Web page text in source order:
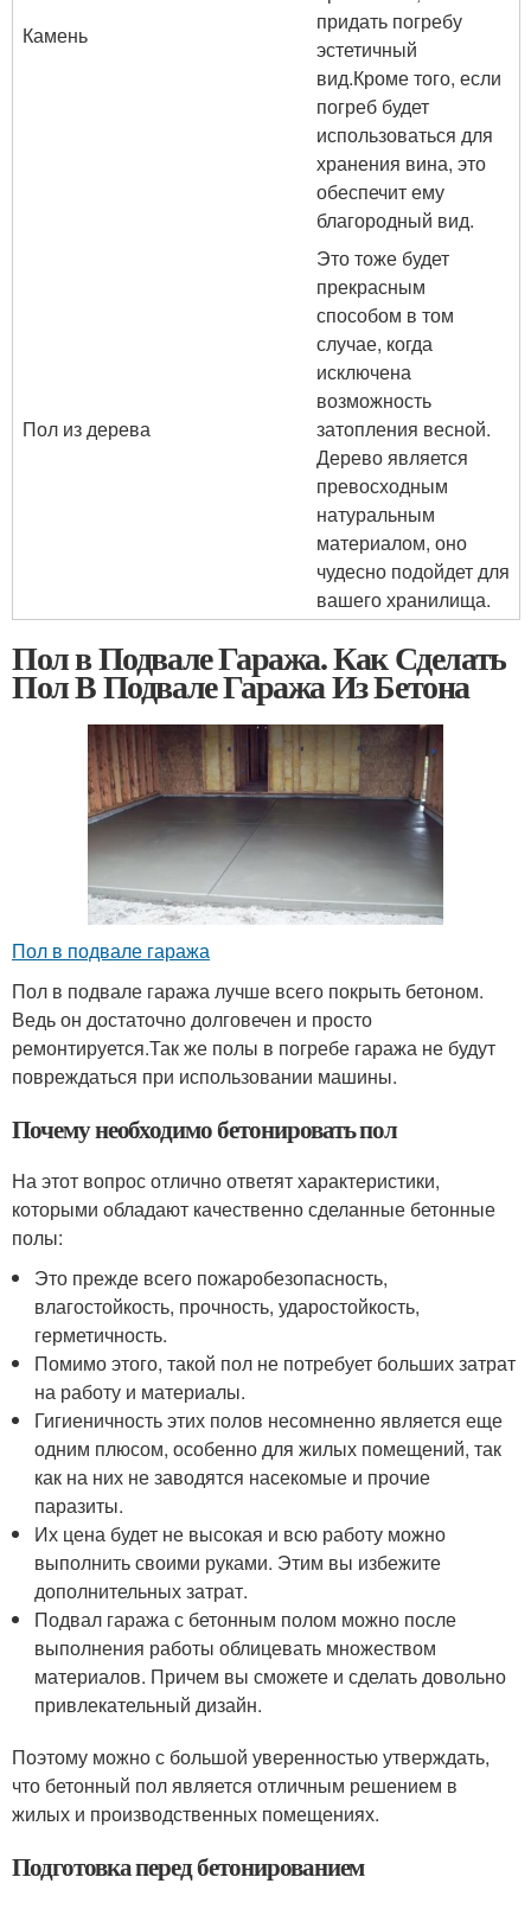
Камень
придать погребу
эстетичный
вид.Кроме того, если
погреб будет
использоваться для
хранения вина, это
обеспечит ему
благородный вид.
Пол из дерева
Это тоже будет
прекрасным
способом в том
случае, когда
исключена
возможность
затопления весной.
Дерево является
превосходным
натуральным
материалом, оно
чудесно подойдет для
вашего хранилища.
Пол в Подвале Гаража. Как Сделать
Пол В Подвале Гаража Из Бетона
Пол в подвале гаража
Пол в подвале гаража лучше всего покрыть бетоном.
Ведь он достаточно долговечен и просто
ремонтируется.Так же полы в погребе гаража не будут
повреждаться при использовании машины.
Почему необходимо бетонировать пол
На этот вопрос отлично ответят характеристики,
которыми обладают качественно сделанные бетонные
полы:
Это прежде всего пожаробезопасность,
влагостойкость, прочность, ударостойкость,
герметичность.
Помимо этого, такой пол не потребует больших затрат
на работу и материалы.
Гигиеничность этих полов несомненно является еще
одним плюсом, особенно для жилых помещений, так
как на них не заводятся насекомые и прочие
паразиты.
Их цена будет не высокая и всю работу можно
выполнить своими руками. Этим вы избежите
дополнительных затрат.
Подвал гаража с бетонным полом можно после
выполнения работы облицевать множеством
материалов. Причем вы сможете и сделать довольно
привлекательный дизайн.
Поэтому можно с большой уверенностью утверждать,
что бетонный пол является отличным решением в
жилых и производственных помещениях.
Подготовка перед бетонированием